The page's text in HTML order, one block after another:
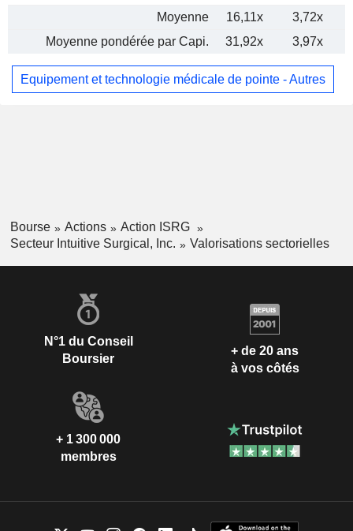
Moyenne
16,11x
3,72x
Moyenne pondérée par Capi.
31,92x 3,97x
Equipement et technologie médicale de pointe - Autres
Bourse Actions
Action ISRG
Secteur Intuitive Surgical, Inc.
Valorisations sectorielles
N°1 du Conseil
Boursier
+ de 20 ans
à vos côtés
+ 1 300 000
membres